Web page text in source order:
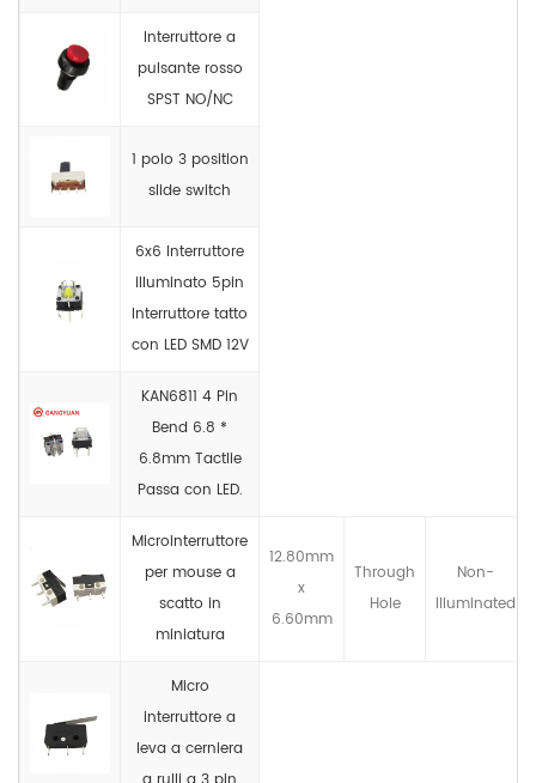
Interruttore a
pulsante rosso
SPST NO/NC
1 polo 3 position
slide switch
6x6 Interruttore
illuminato 5pin
Interruttore tatto
con LED SMD 12V
KAN6811 4 Pin
Bend 6.8 *
6.8mm Tactlie
Passa con LED.
Microinterruttore
per mouse a
scatto in
miniatura
12.80mm
x
6.60mm
Through
Hole
Non-
llluminated
Micro
interruttore a
leva a cerniera